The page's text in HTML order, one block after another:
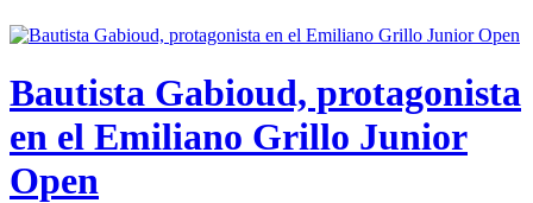
Bautista Gabioud, protagonista
en el Emiliano Grillo Junior
Open